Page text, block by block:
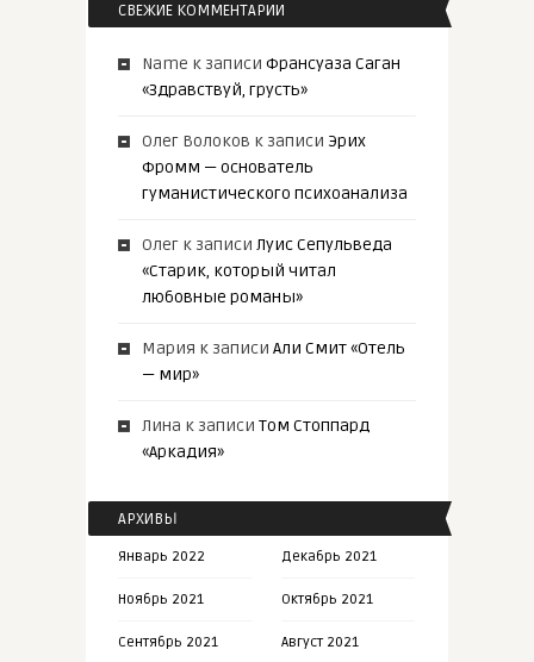
СВЕЖИЕ КОММЕНТАРИИ
Name к записи Франсуаза Саган
«Здравствуй, грусть»
Олег Волоков к записи Эрих
Фромм — основатель
гуманистического психоанализа
Олегк записи Луис Сепульведа
«Старик, который читал
любовные романы»
Мария к записи Али Смит «Отель
— мир»
Лина к записи Том Стоппард
«Аркадия»
АРХИВЫ
Январь 2022 Декабрь 2021
Ноябрь 2021 Октябрь 2021
Сентябрь 2021 Август 2021